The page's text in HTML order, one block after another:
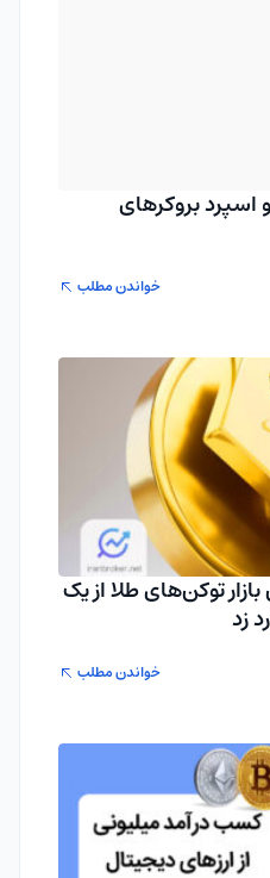
بروکرهای
خواندن مطلب
توکن‌های طلا از یک
زد
خواندن مطلب